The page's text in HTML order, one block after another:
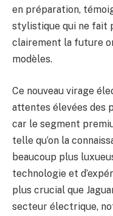
en préparation,
stylistique qui ne fait
clairement la future
modèles.
Ce nouveau virage
attentes élevées des
car le segment
telle qu’on la
beaucoup plus
technologie et
plus crucial que
secteur électrique,